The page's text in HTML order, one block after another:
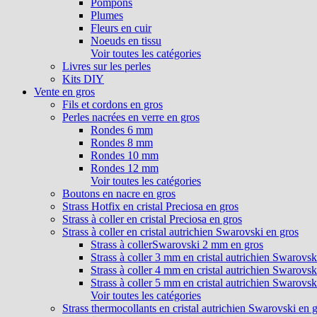
Pompons
Plumes
Fleurs en cuir
Noeuds en tissu
Voir toutes les catégories
Livres sur les perles
Kits DIY
Vente en gros
Fils et cordons en gros
Perles nacrées en verre en gros
Rondes 6 mm
Rondes 8 mm
Rondes 10 mm
Rondes 12 mm
Voir toutes les catégories
Boutons en nacre en gros
Strass Hotfix en cristal Preciosa en gros
Strass à coller en cristal Preciosa en gros
Strass à coller en cristal autrichien Swarovski en gros
Strass à collerSwarovski 2 mm en gros
Strass à coller 3 mm en cristal autrichien
Strass à coller 4 mm en cristal autrichien
Strass à coller 5 mm en cristal autrichien
Voir toutes les catégories
Strass thermocollants en cristal autrichien Swarovski en